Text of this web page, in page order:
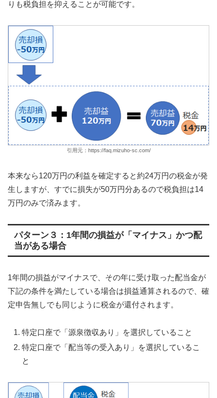
りも税負担を抑えることが可能です。
引用元：https://faq.mizuho-sc.com/
本来なら120万円の利益を確定すると約24万円の税金が発
生しますが、すでに損失が50万円分あるので税負担は14
万円のみで済みます。
パターン３：1年間の損益が「マイナス」かつ配
当がある場合
1年間の損益がマイナスで、その年に受け取った配当金が
下記の条件を満たしている場合は損益通算されるので、確
定申告無しでも同じように税金が還付されます。
特定口座で「源泉徴収あり」を選択していること
特定口座で「配当等の受入あり」を選択しているこ
と